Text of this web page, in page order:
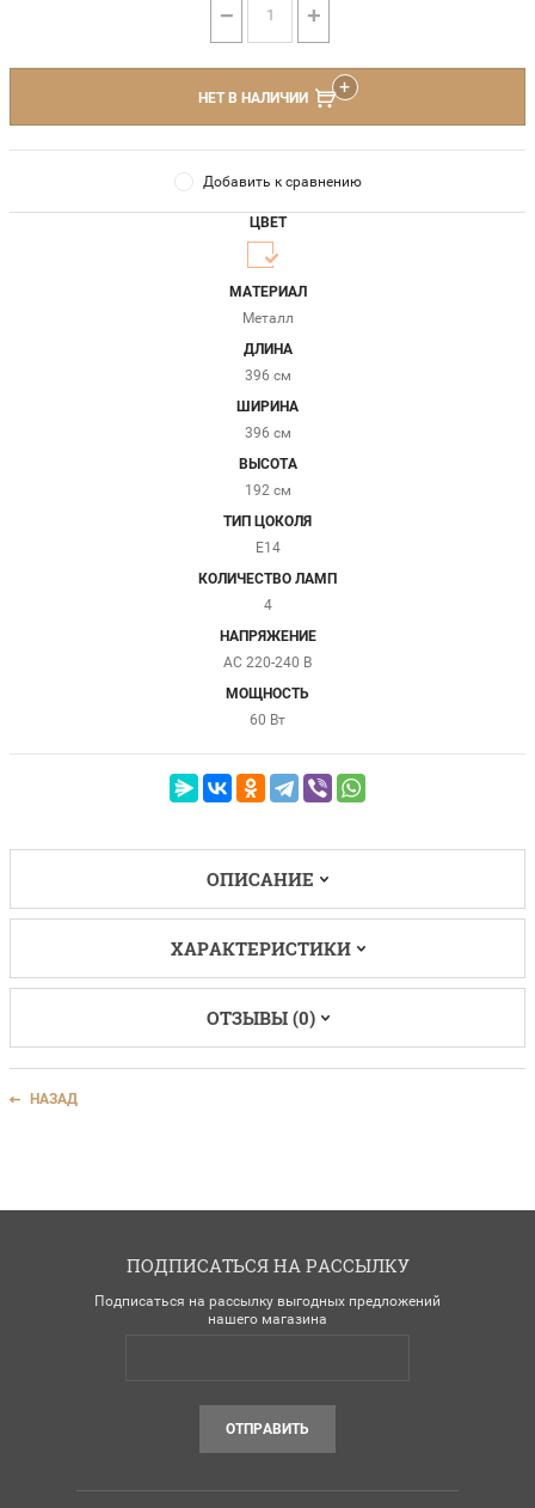
− +
НЕТ В НАЛИЧИИ
Добавить к сравнению
ЦВЕТ
МАТЕРИАЛ
Металл
ДЛИНА
396 см
ШИРИНА
396 см
ВЫСОТА
192 см
ТИП ЦОКОЛЯ
E14
КОЛИЧЕСТВО ЛАМП
4
НАПРЯЖЕНИЕ
AC 220-240 В
МОЩНОСТЬ
60 Вт
ОПИСАНИЕ
ХАРАКТЕРИСТИКИ
ОТЗЫВЫ (0)
НАЗАД
ПОДПИСАТЬСЯ НА РАССЫЛКУ
Подписаться на рассылку выгодных предложений
нашего магазина
ОТПРАВИТЬ